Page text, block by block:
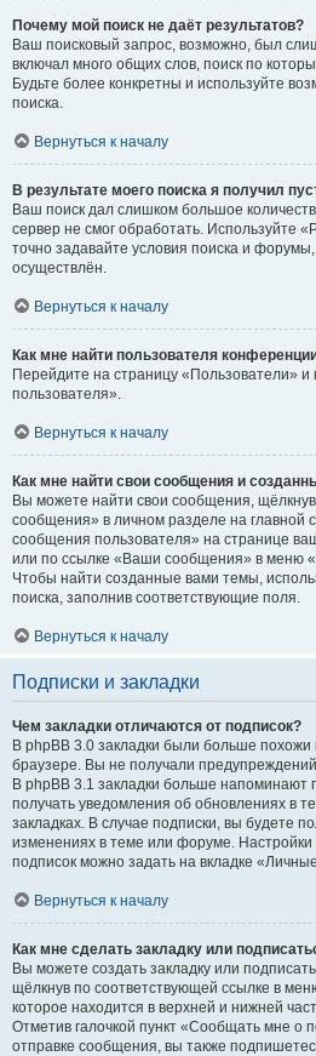
Почему мой поиск не даёт результатов?
Ваш поисковый запрос, возможно, был
включал много общих слов, поиск по
Будьте более конкретны и используйте
поиска.
Вернуться к началу
В результате моего поиска я получил
Ваш поиск дал слишком большое
сервер не смог обработать. Используйте
точно задавайте условия поиска и
осуществлён.
Вернуться к началу
Как мне найти пользователя
Перейдите на страницу «Пользователи»
пользователя».
Вернуться к началу
Как мне найти свои сообщения и
Вы можете найти свои сообщения,
сообщения» в личном разделе на главной
сообщения пользователя» на странице
или по ссылке «Ваши сообщения» в меню
Чтобы найти созданные вами темы,
поиска, заполнив соответствующие поля.
Вернуться к началу
Подписки и закладки
Чем закладки отличаются от подписок?
В phpBB 3.0 закладки были больше похожи
браузере. Вы не получали
В phpBB 3.1 закладки больше
получать уведомления об обновлениях в
закладках. В случае подписки, вы будете
изменениях в теме или форуме. Настройки
подписок можно задать на вкладке
Вернуться к началу
Как мне сделать закладку или
Вы можете создать закладку или
щёлкнув по соответствующей ссылке в
которое находится в верхней и нижней
Отметив галочкой пункт «Сообщать мне о
отправке сообщения, вы также